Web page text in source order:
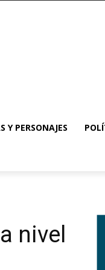
Y PERSONAJES
nivel